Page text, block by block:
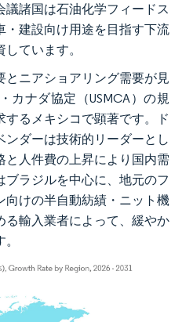
議諸国は石油化学フィードス
・建設向け用途を目指す下流
ています。
ニアショアリング需要が見
カナダ協定（USMCA）の規
るメキシコで顕著です。ド
ダーは技術的リーダーとし
人件費の上昇により国内需
ラジルを中心に、地元のフ
向けの半自動紡績・ニット機
る輸入業者によって、緩やか